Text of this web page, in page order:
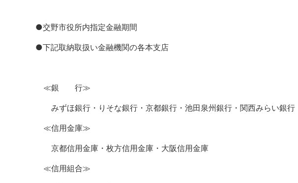
●交野市役所内指定金融期間
●下記取納取扱い金融機関の各本支店
≪銀 行≫
みずほ銀行・りそな銀行・京都銀行・池田泉州銀行・関西みらい銀行
≪信用金庫≫
京都信用金庫・枚方信用金庫・大阪信用金庫
≪信用組合≫